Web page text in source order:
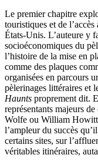
Le premier chapitre
touristiques et de
États-Unis. L’auteure y
socioéconomiques du
l’histoire de la mise en
comme des plaques
organisées en parcours
pèlerinages littéraires et
Haunts proprement dit.
représentants majeurs
Wolfe ou William
l’ampleur du succès
certains sites, sur
véritables itinéraires,